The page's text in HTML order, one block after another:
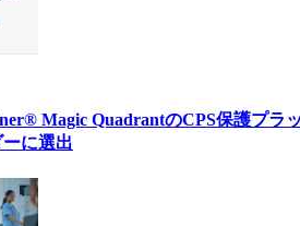
Magic QuadrantのCPS保護プラ
に選出